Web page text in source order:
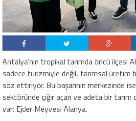
Antalya’nın tropikal tarımda öncü ilçesi
sadece turizmiyle değil, tarımsal üretim
söz ettiriyor. Bu başarının merkezinde
sektöründe çığır açan ve adeta bir
var: Ejder Meyvesi Alanya.